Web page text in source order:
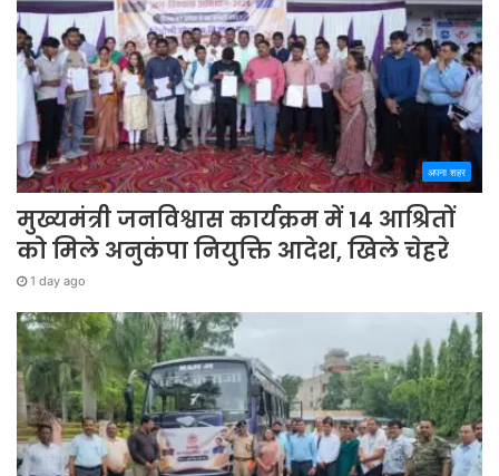
अपना शहर
मुख्यमंत्री जनविश्वास कार्यक्रम में 14 आश्रितों
को मिले अनुकंपा नियुक्ति आदेश, खिले चेहरे
1 day ago